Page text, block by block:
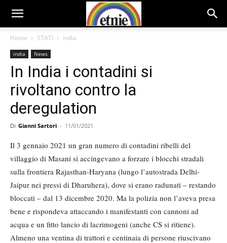
Home STATI india
india News
In India i contadini si
rivoltano contro la
deregulation
Di Gianni Sartori - 11/01/2021
Il 3 gennaio 2021 un gran numero di contadini ribelli del
villaggio di Masani si accingevano a forzare i blocchi stradali
sulla frontiera Rajasthan-Haryana (lungo l’autostrada Delhi-
Jaipur nei pressi di Dharuhera), dove si erano radunati – restando
bloccati – dal 13 dicembre 2020. Ma la polizia non l’aveva presa
bene e rispondeva attaccando i manifestanti con cannoni ad
acqua e un fitto lancio di lacrimogeni (anche CS si ritiene).
Almeno una ventina di trattori e centinaia di persone riuscivano